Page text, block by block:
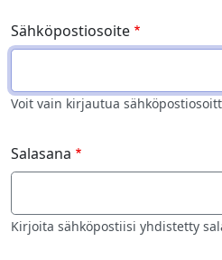
Sähköpostiosoite
Voit vain kirjautua
Salasana
Kirjoita sähköpostiisi yhdistetty